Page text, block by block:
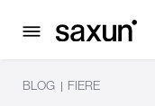
BLOG | FIERE